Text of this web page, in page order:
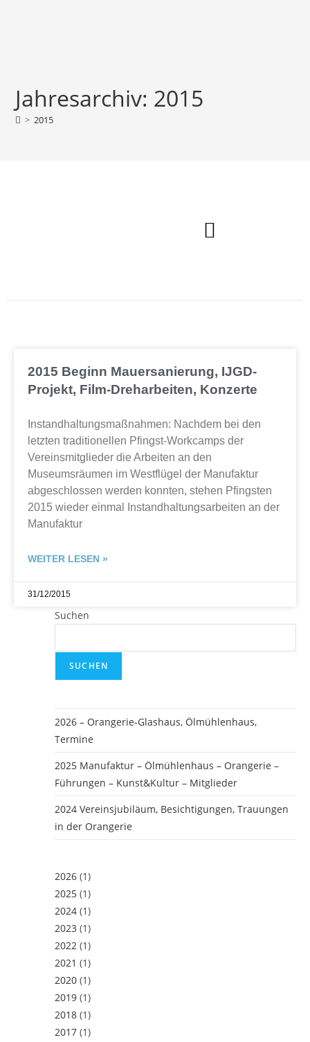
Jahresarchiv: 2015
> 2015
2015 Beginn Mauersanierung, IJGD-
Projekt, Film-Dreharbeiten, Konzerte
Instandhaltungsmaßnahmen: Nachdem bei den
letzten traditionellen Pfingst-Workcamps der
Vereinsmitglieder die Arbeiten an den
Museumsräumen im Westflügel der Manufaktur
abgeschlossen werden konnten, stehen Pfingsten
2015 wieder einmal Instandhaltungsarbeiten an der
Manufaktur
WEITER LESEN »
31/12/2015
Suchen
SUCHEN
2026 – Orangerie-Glashaus, Ölmühlenhaus,
Termine
2025 Manufaktur – Ölmühlenhaus – Orangerie –
Führungen – Kunst&Kultur – Mitglieder
2024 Vereinsjubiläum, Besichtigungen, Trauungen
in der Orangerie
2026 (1)
2025 (1)
2024 (1)
2023 (1)
2022 (1)
2021 (1)
2020 (1)
2019 (1)
2018 (1)
2017 (1)